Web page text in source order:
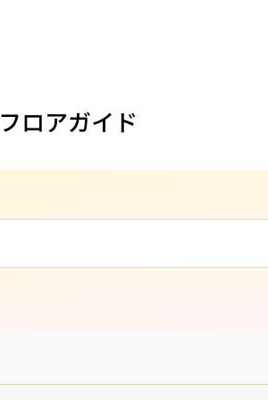
フロアガイド